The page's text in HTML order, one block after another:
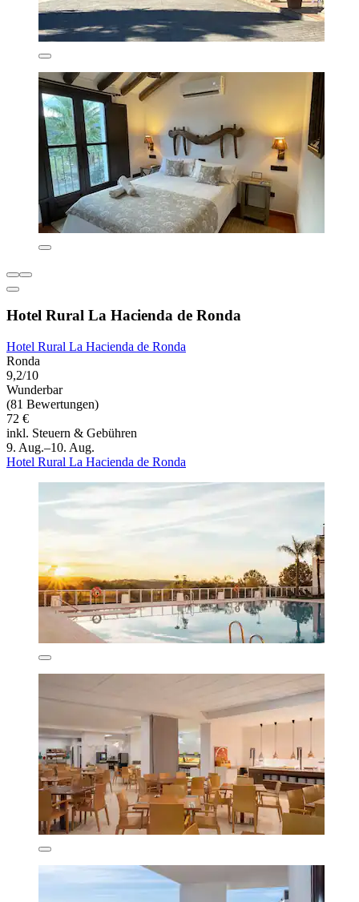
Hotel Rural La Hacienda de Ronda
Hotel Rural La Hacienda de Ronda
Ronda
9,2/10
Wunderbar
(81 Bewertungen)
72 €
inkl. Steuern & Gebühren
9. Aug.–10. Aug.
Hotel Rural La Hacienda de Ronda